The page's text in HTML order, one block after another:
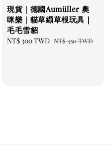
現貨｜德國Aumüller 奧
咪樂｜貓草纈草根玩具｜
毛毛雪貂
Sale
NT$ 300 TWD Regular
NT$ 350 TWD